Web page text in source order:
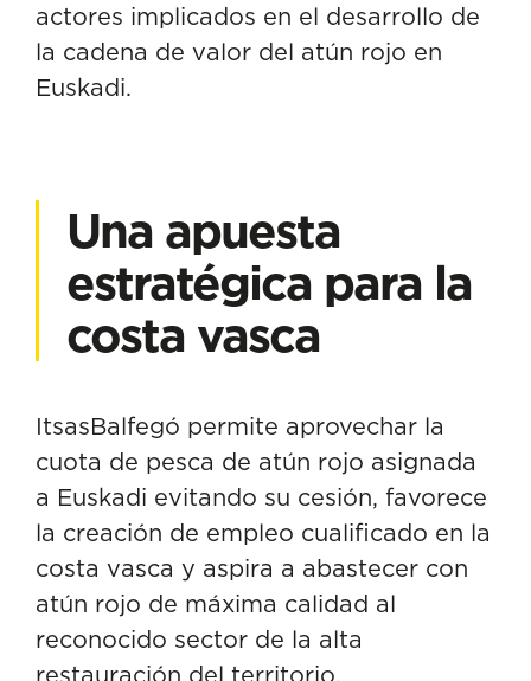
actores implicados en el desarrollo de
la cadena de valor del atún rojo en
Euskadi.
Una apuesta
estratégica para la
costa vasca
ItsasBalfegó permite aprovechar la
cuota de pesca de atún rojo asignada
a Euskadi evitando su cesión, favorece
la creación de empleo cualificado en la
costa vasca y aspira a abastecer con
atún rojo de máxima calidad al
reconocido sector de la alta
restauración del territorio.